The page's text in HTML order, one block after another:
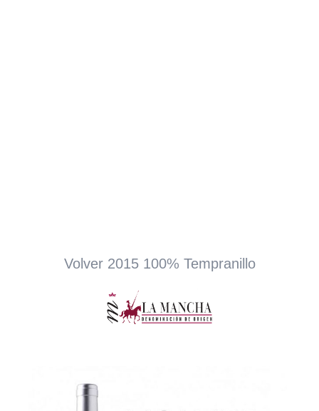
Volver 2015 100% Tempranillo